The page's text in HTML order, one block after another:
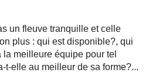
un fleuve tranquille et celle
plus : qui est disponible?, qui
meilleure équipe pour tel
t-elle au meilleur de sa forme?...